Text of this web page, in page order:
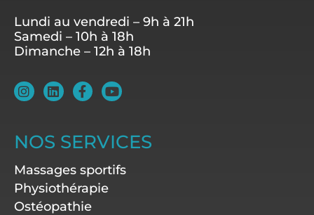
Lundi au vendredi – 9h à 21h
Samedi – 10h à 18h
Dimanche – 12h à 18h
I
n
a
g
r
a
m
L
i
e
d
n
F
a
b
o
k
-
f
Y
o
u
b
e
NOS SERVICES
Massages sportifs
Physiothérapie
Ostéopathie